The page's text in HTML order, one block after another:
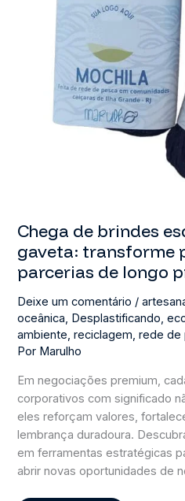
Chega de brindes
gaveta: transforme
parcerias de longo
Deixe um comentário /
oceânica, Desplastificando,
ambiente,reciclagem,rede de
Por Marulho
Em negociações premium,
corporativos com significado
eles reforçam valores,
lembrança duradoura.
em ferramentas estratégicas
abrir novas oportunidades de